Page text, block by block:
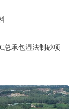
总承包湿法制砂项